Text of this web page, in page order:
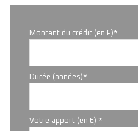
Montant du crédit (en €)*
Durée (années)*
Votre apport (en €) *